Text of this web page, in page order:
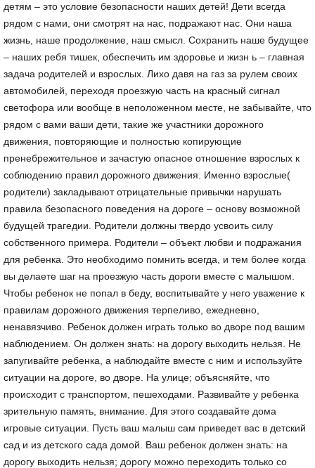
детям – это условие безопасности наших детей! Дети всегда
рядом с нами, они смотрят на нас, подражают нас. Они наша
жизнь, наше продолжение, наш смысл. Сохранить наше будущее
– наших ребя тишек, обеспечить им здоровье и жизн ь – главная
задача родителей и взрослых. Лихо давя на газ за рулем своих
автомобилей, переходя проезжую часть на красный сигнал
светофора или вообще в неположенном месте, не забывайте, что
рядом с вами ваши дети, такие же участники дорожного
движения, повторяющие и полностью копирующие
пренебрежительное и зачастую опасное отношение взрослых к
соблюдению правил дорожного движения. Именно взрослые(
родители) закладывают отрицательные привычки нарушать
правила безопасного поведения на дороге – основу возможной
будущей трагедии. Родители должны твердо усвоить силу
собственного примера. Родители – объект любви и подражания
для ребенка. Это необходимо помнить всегда, и тем более когда
вы делаете шаг на проезжую часть дороги вместе с малышом.
Чтобы ребенок не попал в беду, воспитывайте у него уважение к
правилам дорожного движения терпеливо, ежедневно,
ненавязчиво. Ребенок должен играть только во дворе под вашим
наблюдением. Он должен знать: на дорогу выходить нельзя. Не
запугивайте ребенка, а наблюдайте вместе с ним и используйте
ситуации на дороге, во дворе. На улице; объясняйте, что
происходит с транспортом, пешеходами. Развивайте у ребенка
зрительную память, внимание. Для этого создавайте дома
игровые ситуации. Пусть ваш малыш сам приведет вас в детский
сад и из детского сада домой. Ваш ребенок должен знать: на
дорогу выходить нельзя; дорогу можно переходить только со